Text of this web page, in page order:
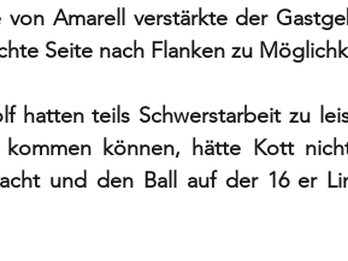
Amarell verstärkte der
Seite nach Flanken zu
hatten teils Schwerstarbeit zu
können, hätte Kott
und den Ball auf der 16 er